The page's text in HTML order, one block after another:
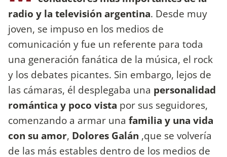
radio y la televisión argentina. Desde muy
joven, se impuso en los medios de
comunicación y fue un referente para toda
una generación fanática de la música, el rock
y los debates picantes. Sin embargo, lejos de
las cámaras, él desplegaba una personalidad
romántica y poco vista por sus seguidores,
comenzando a armar una familia y una vida
con su amor, Dolores Galán ,que se volvería
de las más estables dentro de los medios de